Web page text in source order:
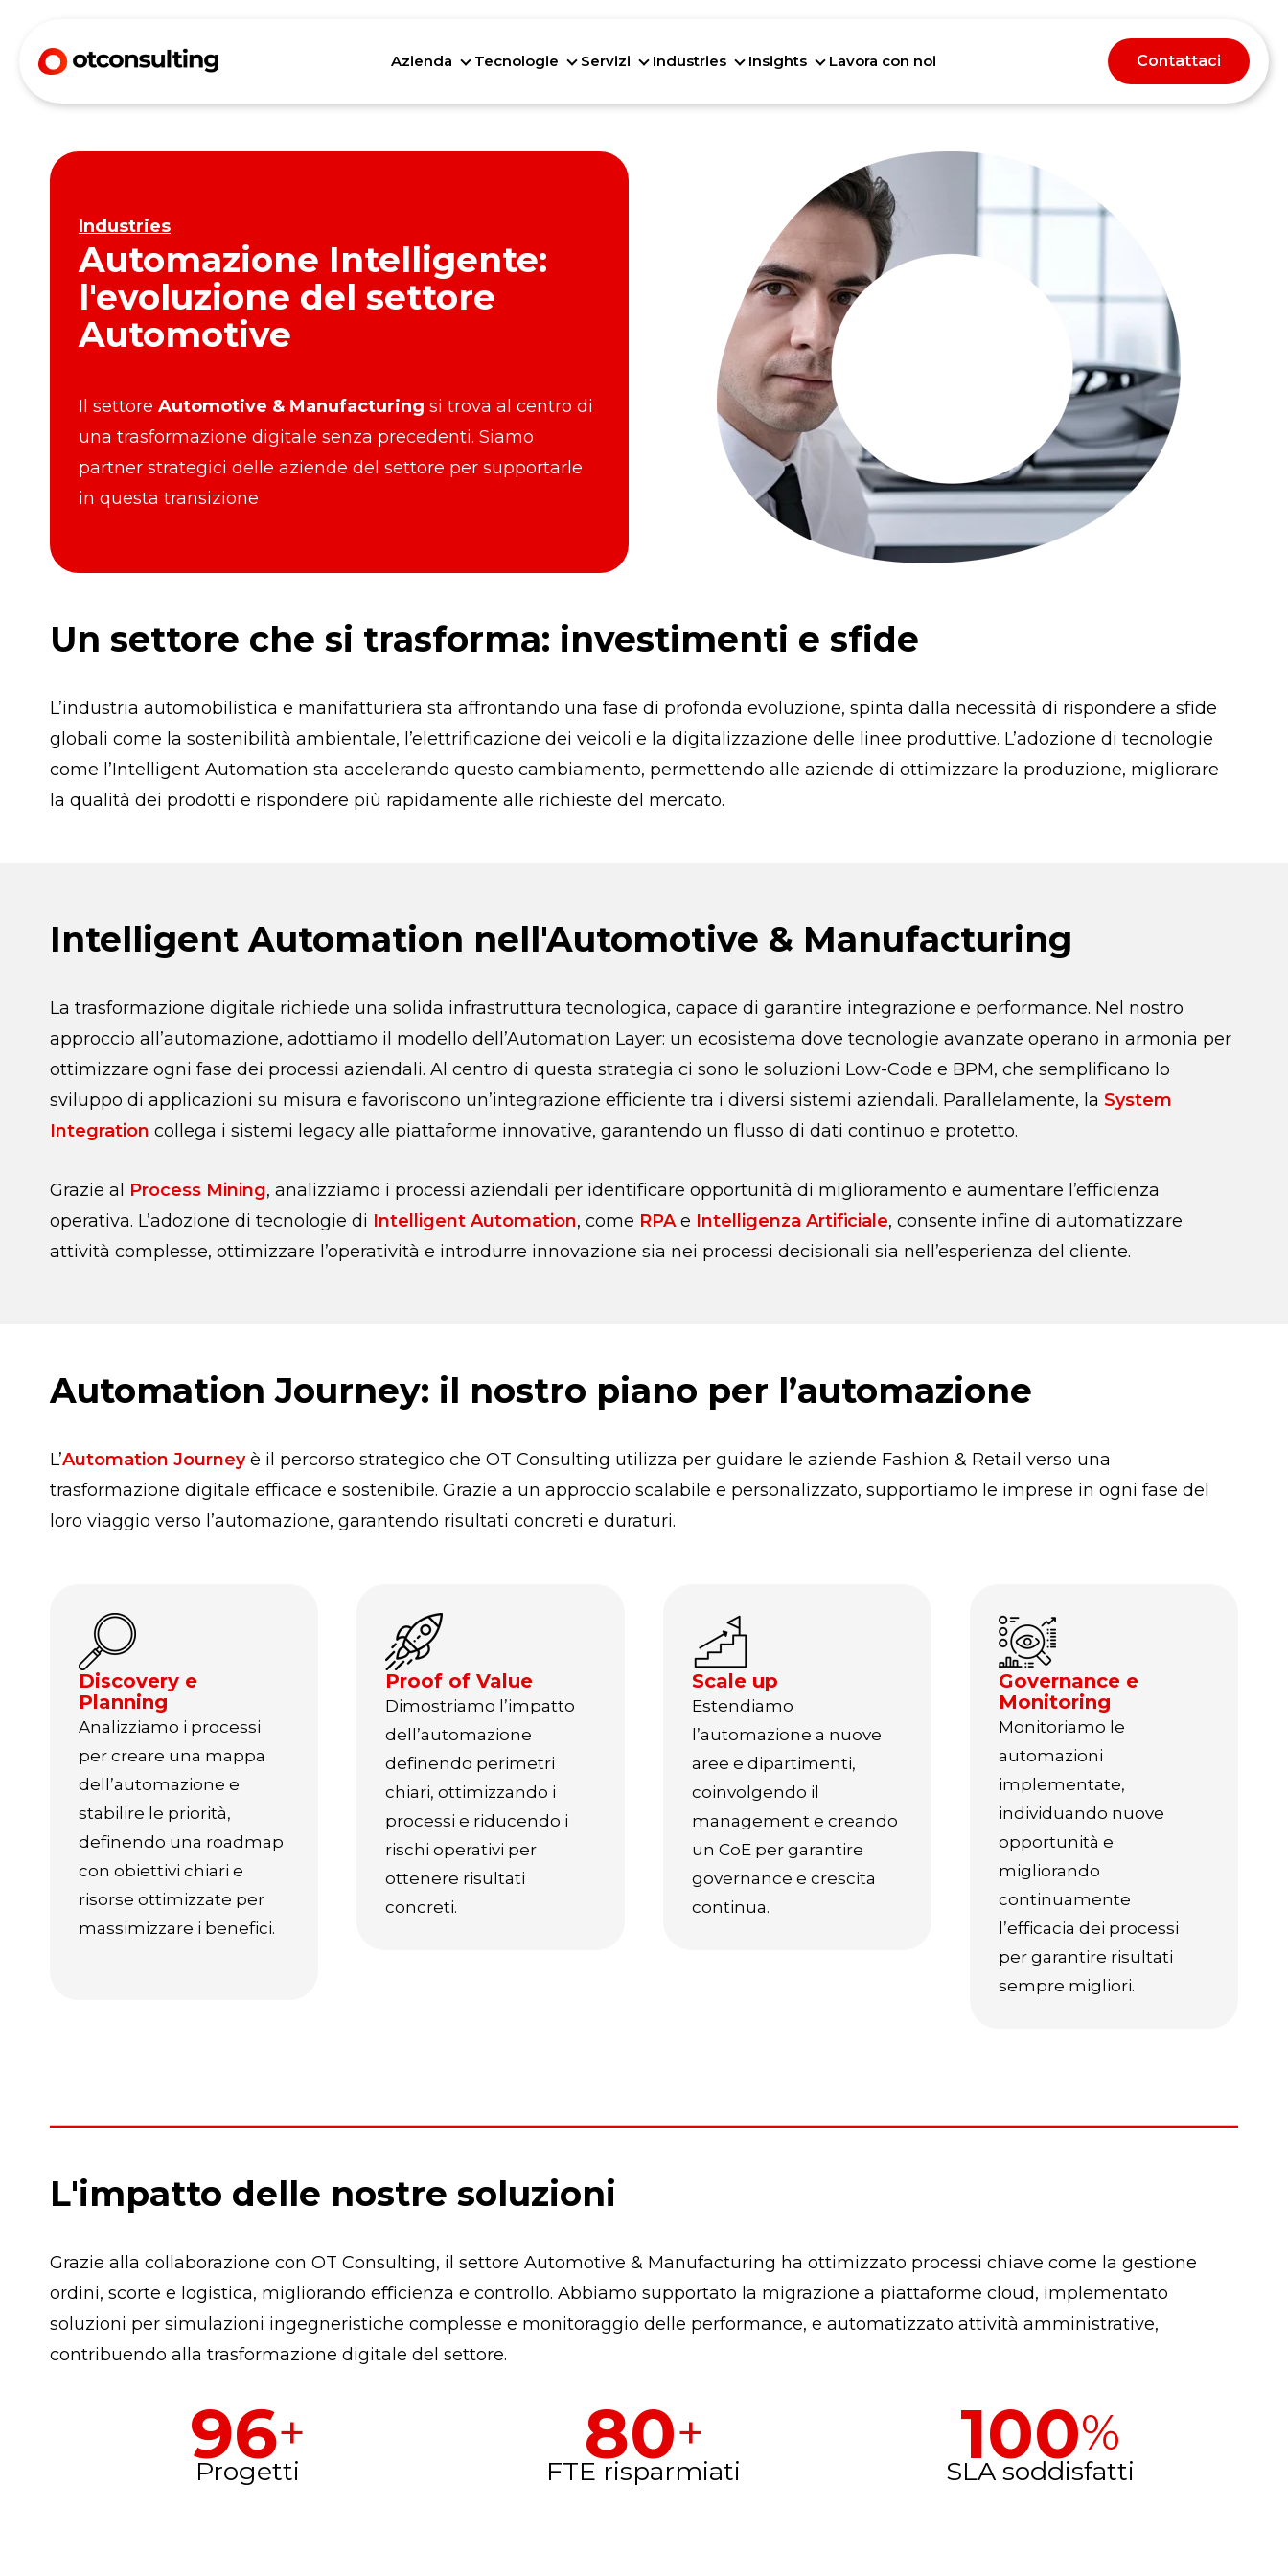
Azienda
Azienda
Tecnologie
Tecnologie
Servizi
Servizi
Industries
Industries
Insights
Insights
Lavora con noi Contattaci
Industries
Automazione Intelligente:
l'evoluzione del settore
Automotive
Il settore Automotive & Manufacturing si trova al centro di
una trasformazione digitale senza precedenti. Siamo
partner strategici delle aziende del settore per supportarle
in questa transizione
Un settore che si trasforma: investimenti e sfide
L’industria automobilistica e manifatturiera sta affrontando una fase di profonda evoluzione, spinta dalla necessità di rispondere a sfide
globali come la sostenibilità ambientale, l’elettrificazione dei veicoli e la digitalizzazione delle linee produttive. L’adozione di tecnologie
come l’Intelligent Automation sta accelerando questo cambiamento, permettendo alle aziende di ottimizzare la produzione, migliorare
la qualità dei prodotti e rispondere più rapidamente alle richieste del mercato.
Intelligent Automation nell'Automotive & Manufacturing
La trasformazione digitale richiede una solida infrastruttura tecnologica, capace di garantire integrazione e performance. Nel nostro
approccio all’automazione, adottiamo il modello dell’Automation Layer: un ecosistema dove tecnologie avanzate operano in armonia per
ottimizzare ogni fase dei processi aziendali. Al centro di questa strategia ci sono le soluzioni Low-Code e BPM, che semplificano lo
sviluppo di applicazioni su misura e favoriscono un’integrazione efficiente tra i diversi sistemi aziendali. Parallelamente, la System
Integration collega i sistemi legacy alle piattaforme innovative, garantendo un flusso di dati continuo e protetto.
Grazie al Process Mining, analizziamo i processi aziendali per identificare opportunità di miglioramento e aumentare l’efficienza
operativa. L’adozione di tecnologie di Intelligent Automation, come RPAe Intelligenza Artificiale, consente infine di automatizzare
attività complesse, ottimizzare l’operatività e introdurre innovazione sia nei processi decisionali sia nell’esperienza del cliente.
Automation Journey: il nostro piano per l’automazione
L’Automation Journeyè il percorso strategico che OT Consulting utilizza per guidare le aziende Fashion & Retail verso una
trasformazione digitale efficace e sostenibile. Grazie a un approccio scalabile e personalizzato, supportiamo le imprese in ogni fase del
loro viaggio verso l’automazione, garantendo risultati concreti e duraturi.
Discovery e
Planning
Analizziamo i processi
per creare una mappa
dell’automazione e
stabilire le priorità,
definendo una roadmap
con obiettivi chiari e
risorse ottimizzate per
massimizzare i benefici.
Proof of Value
Dimostriamo l’impatto
dell’automazione
definendo perimetri
chiari, ottimizzando i
processi e riducendo i
rischi operativi per
ottenere risultati
concreti.
Scale up
Estendiamo
l’automazione a nuove
aree e dipartimenti,
coinvolgendo il
management e creando
un CoE per garantire
governance e crescita
continua.
Governance e
Monitoring
Monitoriamo le
automazioni
implementate,
individuando nuove
opportunità e
migliorando
continuamente
l’efficacia dei processi
per garantire risultati
sempre migliori.
L'impatto delle nostre soluzioni
Grazie alla collaborazione con OT Consulting, il settore Automotive & Manufacturing ha ottimizzato processi chiave come la gestione
ordini, scorte e logistica, migliorando efficienza e controllo. Abbiamo supportato la migrazione a piattaforme cloud, implementato
soluzioni per simulazioni ingegneristiche complesse e monitoraggio delle performance, e automatizzato attività amministrative,
contribuendo alla trasformazione digitale del settore.
96+
Progetti 80+
FTE risparmiati 100%
SLA soddisfatti